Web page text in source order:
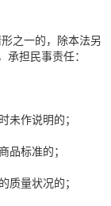
之一的，除本法另
担民事责任：
作说明的；
品标准的；
量状况的；